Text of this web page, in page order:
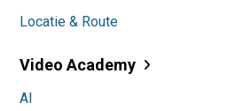
Locatie & Route
Video Academy
AI